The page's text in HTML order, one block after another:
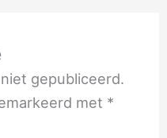
gepubliceerd.
met *